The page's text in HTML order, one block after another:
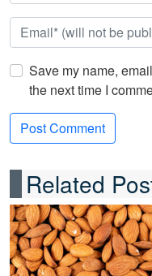
Save my name,
the next time I
Related